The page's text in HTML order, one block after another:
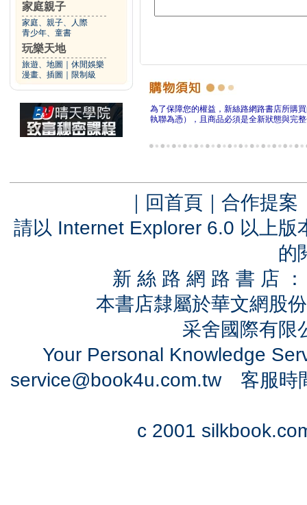
家庭親子
家庭、親子、人際
青少年、童書
玩樂天地
旅遊、地圖
休閒娛樂
漫畫、插圖
限制級
為了保障您的權益，新絲路網路書店所購
執聯為憑），且商品必須是全新狀態與完
｜ 回首頁 ｜ 合作提案
請以 Internet Explorer 6.0 以上
的
新 絲 路 網 路 書 店
本書店隸屬於華文網股
采舍國際有
Your Personal Knowledge
service@book4u.com.tw客服時
c 2001